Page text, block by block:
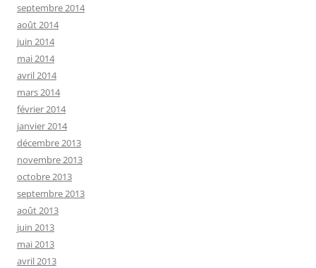
septembre 2014
août 2014
juin 2014
mai 2014
avril 2014
mars 2014
février 2014
janvier 2014
décembre 2013
novembre 2013
octobre 2013
septembre 2013
août 2013
juin 2013
mai 2013
avril 2013